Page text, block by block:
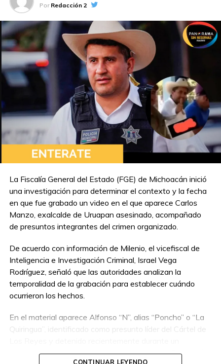
TEMAS RELACIONADOS:
NIÑO ASESINADO A BALAZOS EN SU DOMICILIO
A CONTINUACIÓN
Explota refrigerador en tienda de Progreso,
Yucatán; una persona resulta afectada por
humo
NO TE PIERDAS
Bimbo eliminará colorantes artificiales de
todos sus productos para 2026
Por Redacción 2
La Fiscalía General del Estado (FGE) de Michoacán inició
una investigación para determinar el contexto y la fecha
en que fue grabado un video en el que aparece Carlos
Manzo, exalcalde de Uruapan asesinado, acompañado
de presuntos integrantes del crimen organizado.
De acuerdo con información de Milenio, el vicefiscal de
Inteligencia e Investigación Criminal, Israel Vega
Rodríguez, señaló que las autoridades analizan la
temporalidad de la grabación para establecer cuándo
ocurrieron los hechos.
En el material aparece Alfonso “N”, alias “Poncho” o “La
Quiringua”, identificado como presunto líder del Cártel de
operativo interinstitucional encabezado por la Secretaría
CONTINUAR LEYENDO